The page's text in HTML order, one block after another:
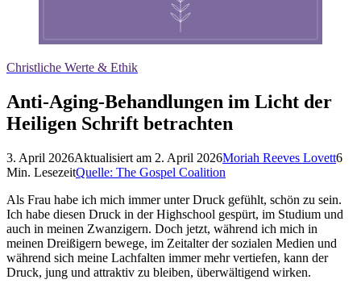
Christliche Werte & Ethik
Anti-Aging-Behandlungen im Licht der
Heiligen Schrift betrachten
3. April 2026Aktualisiert am 2. April 2026Moriah Reeves Lovett6
Min. LesezeitQuelle: The Gospel Coalition
Als Frau habe ich mich immer unter Druck gefühlt, schön zu sein.
Ich habe diesen Druck in der Highschool gespürt, im Studium und
auch in meinen Zwanzigern. Doch jetzt, während ich mich in
meinen Dreißigern bewege, im Zeitalter der sozialen Medien und
während sich meine Lachfalten immer mehr vertiefen, kann der
Druck, jung und attraktiv zu bleiben, überwältigend wirken.